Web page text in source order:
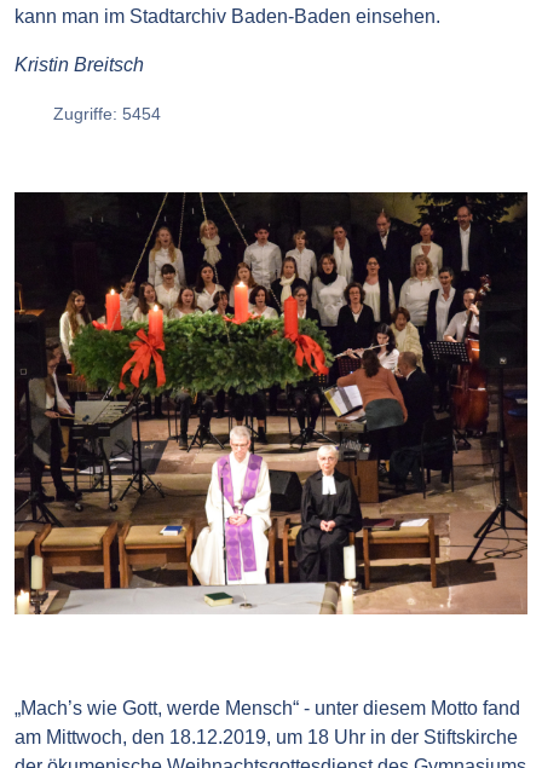
kann man im Stadtarchiv Baden-Baden einsehen.
Kristin Breitsch
Zugriffe: 5454
„Mach’s wie Gott, werde Mensch“ - unter diesem Motto fand
am Mittwoch, den 18.12.2019, um 18 Uhr in der Stiftskirche